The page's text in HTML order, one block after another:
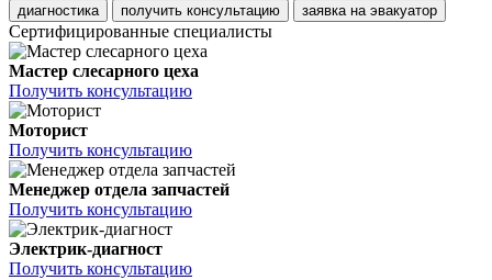
диагностика получить консультацию заявка на эвакуатор
Сертифицированные специалисты
Мастер слесарного цеха
Получить консультацию
Моторист
Получить консультацию
Менеджер отдела запчастей
Получить консультацию
Электрик-диагност
Получить консультацию